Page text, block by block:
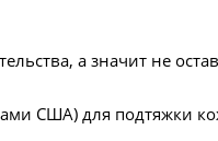
а значит не
США) для подтяжки